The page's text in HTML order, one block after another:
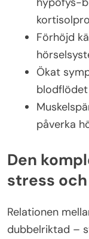
Förhöjd
Ökat
påverka
Den
stress
Relationen
dubbelriktad –